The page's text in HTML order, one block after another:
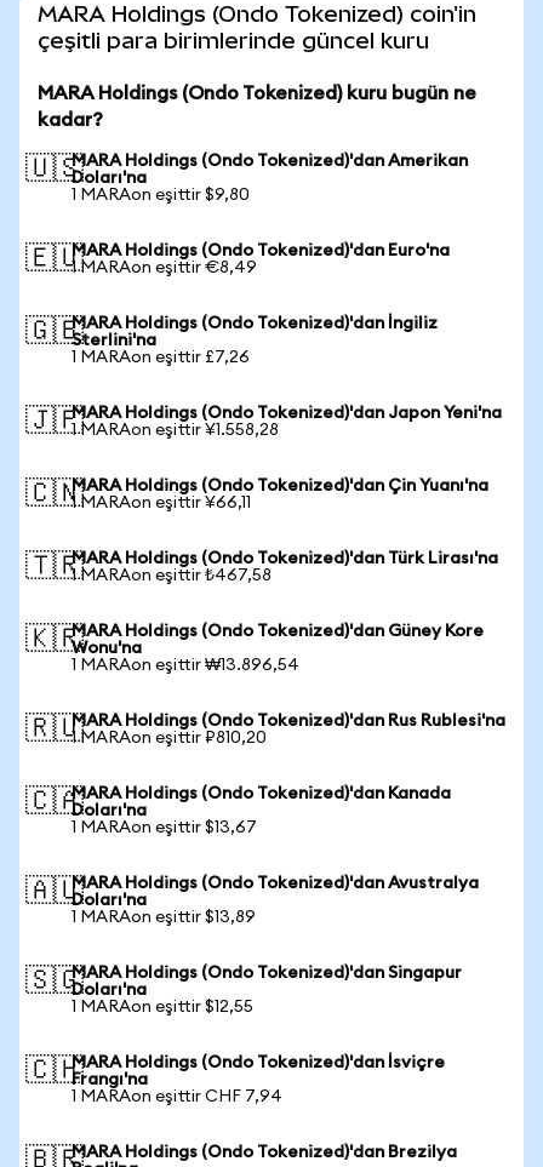
MARA Holdings (Ondo Tokenized) coin'in
çeşitli para birimlerinde güncel kuru
MARA Holdings (Ondo Tokenized) kuru bugün ne
kadar?
🇺🇸MARA Holdings (Ondo Tokenized)'dan Amerikan
Doları'na
1 MARAon eşittir $9,80
🇪🇺MARA Holdings (Ondo Tokenized)'dan Euro'na
1 MARAon eşittir €8,49
🇬🇧MARA Holdings (Ondo Tokenized)'dan İngiliz
Sterlini'na
1 MARAon eşittir £7,26
🇯🇵MARA Holdings (Ondo Tokenized)'dan Japon Yeni'na
1 MARAon eşittir ¥1.558,28
🇨🇳MARA Holdings (Ondo Tokenized)'dan Çin Yuanı'na
1 MARAon eşittir ¥66,11
🇹🇷MARA Holdings (Ondo Tokenized)'dan Türk Lirası'na
1 MARAon eşittir ₺467,58
🇰🇷MARA Holdings (Ondo Tokenized)'dan Güney Kore
Wonu'na
1 MARAon eşittir ₩13.896,54
🇷🇺MARA Holdings (Ondo Tokenized)'dan Rus Rublesi'na
1 MARAon eşittir ₽810,20
🇨🇦MARA Holdings (Ondo Tokenized)'dan Kanada
Doları'na
1 MARAon eşittir $13,67
🇦🇺MARA Holdings (Ondo Tokenized)'dan Avustralya
Doları'na
1 MARAon eşittir $13,89
🇸🇬MARA Holdings (Ondo Tokenized)'dan Singapur
Doları'na
1 MARAon eşittir $12,55
🇨🇭MARA Holdings (Ondo Tokenized)'dan İsviçre
Frangı'na
1 MARAon eşittir CHF 7,94
🇧🇷MARA Holdings (Ondo Tokenized)'dan Brezilya